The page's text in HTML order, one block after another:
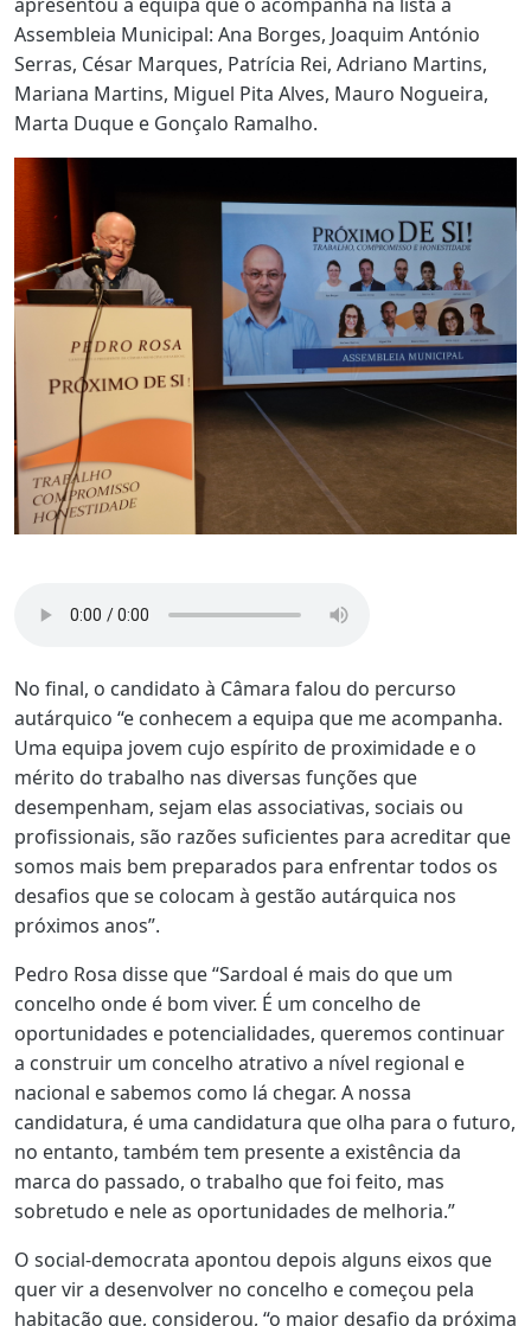
Assembleia Municipal: Ana Borges, Joaquim António
Serras, César Marques, Patrícia Rei, Adriano Martins,
Mariana Martins, Miguel Pita Alves, Mauro Nogueira,
Marta Duque e Gonçalo Ramalho.
No final, o candidato à Câmara falou do percurso
autárquico “e conhecem a equipa que me acompanha.
Uma equipa jovem cujo espírito de proximidade e o
mérito do trabalho nas diversas funções que
desempenham, sejam elas associativas, sociais ou
profissionais, são razões suficientes para acreditar que
somos mais bem preparados para enfrentar todos os
desafios que se colocam à gestão autárquica nos
próximos anos”.
Pedro Rosa disse que “Sardoal é mais do que um
concelho onde é bom viver. É um concelho de
oportunidades e potencialidades, queremos continuar
a construir um concelho atrativo a nível regional e
nacional e sabemos como lá chegar. A nossa
candidatura, é uma candidatura que olha para o futuro,
no entanto, também tem presente a existência da
marca do passado, o trabalho que foi feito, mas
sobretudo e nele as oportunidades de melhoria.”
O social-democrata apontou depois alguns eixos que
quer vir a desenvolver no concelho e começou pela
habitação que, considerou, “o maior desafio da próxima